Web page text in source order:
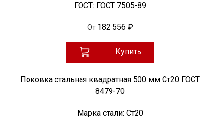
ГОСТ: ГОСТ 7505-89
От 182 556 ₽
Купить
Поковка стальная квадратная 500 мм Ст20 ГОСТ
8479-70
Марка стали: Ст20